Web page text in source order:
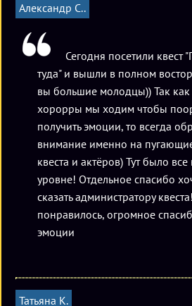
Александр С..
Сегодня посетили квест
туда" и вышли в полном
вы большие молодцы)) Так как
хорорры мы ходим чтобы
получить эмоции, то всегда
внимание именно на
квеста и актёров) Тут было
уровне! Отдельное спасибо
сказать администратору
понравилось, огромное
эмоции
Татьяна К.